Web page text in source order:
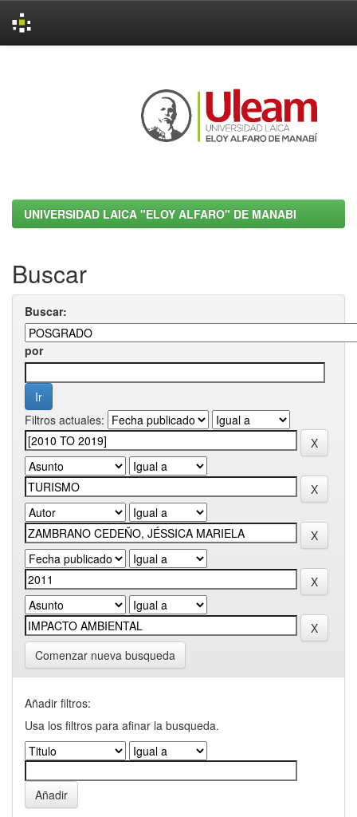
UNIVERSIDAD LAICA "ELOY ALFARO" DE MANABI
Buscar
Buscar:
por
Filtros actuales:
Comenzar nueva busqueda
Añadir filtros:
Usa los filtros para afinar la busqueda.